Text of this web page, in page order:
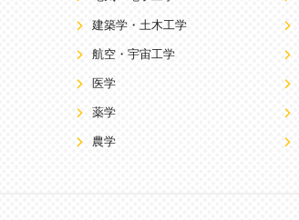
建築学・土木工学
航空・宇宙工学
医学
薬学
農学